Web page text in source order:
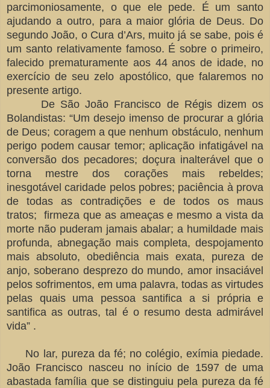
parcimoniosamente, o que ele pede. É um santo
ajudando a outro, para a maior glória de Deus. Do
segundo João, o Cura d’Ars, muito já se sabe, pois é
um santo relativamente famoso. É sobre o primeiro,
falecido prematuramente aos 44 anos de idade, no
exercício de seu zelo apostólico, que falaremos no
presente artigo.
De São João Francisco de Régis dizem os
Bolandistas: “Um desejo imenso de procurar a glória
de Deus; coragem a que nenhum obstáculo, nenhum
perigo podem causar temor; aplicação infatigável na
conversão dos pecadores; doçura inalterável que o
torna mestre dos corações mais rebeldes;
inesgotável caridade pelos pobres; paciência à prova
de todas as contradições e de todos os maus
tratos; firmeza que as ameaças e mesmo a vista da
morte não puderam jamais abalar; a humildade mais
profunda, abnegação mais completa, despojamento
mais absoluto, obediência mais exata, pureza de
anjo, soberano desprezo do mundo, amor insaciável
pelos sofrimentos, em uma palavra, todas as virtudes
pelas quais uma pessoa santifica a si própria e
santifica as outras, tal é o resumo desta admirável
vida” .
No lar, pureza da fé; no colégio, exímia piedade.
João Francisco nasceu no início de 1597 de uma
abastada família que se distinguiu pela pureza da fé